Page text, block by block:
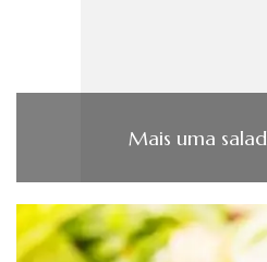
Mais uma